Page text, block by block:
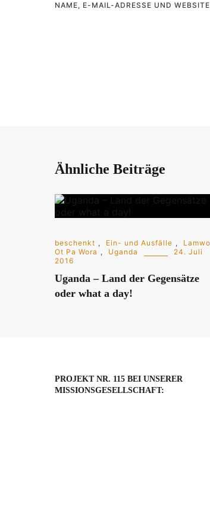
NAME, E-MAIL-ADRESSE UND
Ähnliche Beiträge
beschenkt , Ein- und Ausfälle , Lamwo
Ot Pa Wora , Uganda
24. Juli
2016
Uganda – Land der Gegensätze
oder what a day!
PROJEKT NR. 115 BEI UNSERER
MISSIONSGESELLSCHAFT: